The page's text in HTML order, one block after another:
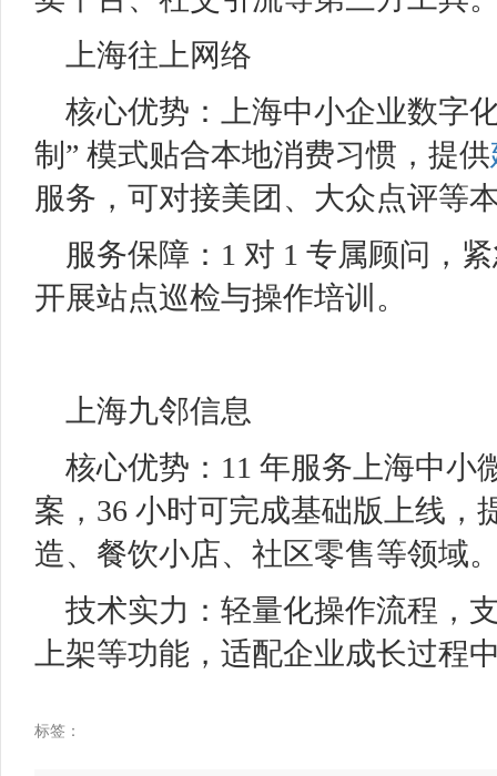
上海往上网络
核心优势：上海中小企业数字
制” 模式贴合本地消费习惯，提供
服务，可对接美团、大众点评等
服务保障：1 对 1 专属顾问，
开展站点巡检与操作培训。
上海九邻信息
核心优势：11 年服务上海中小
案，36 小时可完成基础版上线，
造、餐饮小店、社区零售等领域
技术实力：轻量化操作流程，
上架等功能，适配企业成长过程
标签：